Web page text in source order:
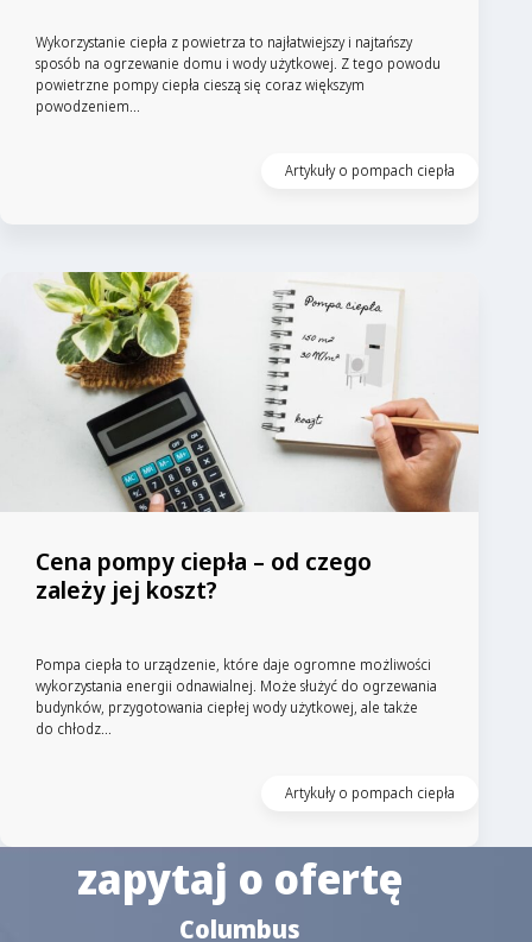
Wykorzystanie ciepła z powietrza to najłatwiejszy i najtańszy
sposób na ogrzewanie domu i wody użytkowej. Z tego powodu
powietrzne pompy ciepła cieszą się coraz większym
powodzeniem...
Artykuły o pompach ciepła
Cena pompy ciepła – od czego
zależy jej koszt?
Pompa ciepła to urządzenie, które daje ogromne możliwości
wykorzystania energii odnawialnej. Może służyć do ogrzewania
budynków, przygotowania ciepłej wody użytkowej, ale także
do chłodz...
Artykuły o pompach ciepła
zapytaj o ofertę
Columbus